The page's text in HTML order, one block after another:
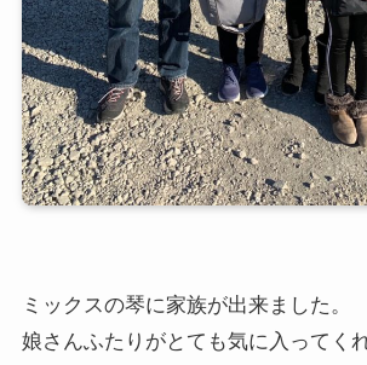
ミックスの琴に家族が出来ました。
娘さんふたりがとても気に入ってく